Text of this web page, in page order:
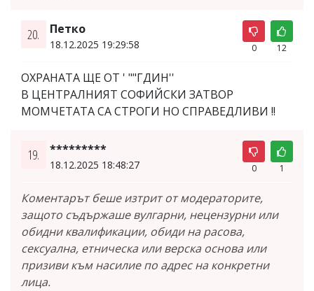
20. Петко
18.12.2025 19:29:58 0 12
ОХРАНАТА ЩЕ ОТ ' ""ГДИН''
В ЦЕНТРАЛНИЯТ СОФИЙСКИ ЗАТВОР
МОМЧЕТАТА СА СТРОГИ НО СПРАВЕДЛИВИ !!
19. *********
18.12.2025 18:48:27 0 1
Коментарът беше изтрит от модераторите,
защото съдържаше вулгарни, нецензурни или
обидни квалификации, обиди на расова,
сексуална, етническа или верска основа или
призиви към насилие по адрес на конкретни
лица.